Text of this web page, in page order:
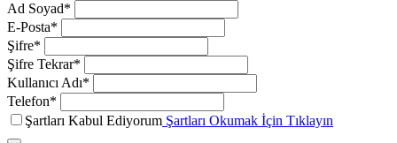
Ad Soyad*
E-Posta*
Şifre*
Şifre Tekrar*
Kullanıcı Adı*
Telefon*
Şartları Kabul Ediyorum Şartları Okumak İçin Tıklayın